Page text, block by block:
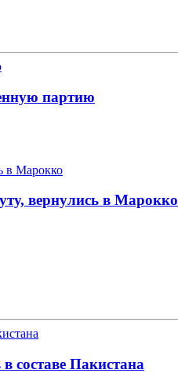
партию
вернулись в Марокко
составе Пакистана